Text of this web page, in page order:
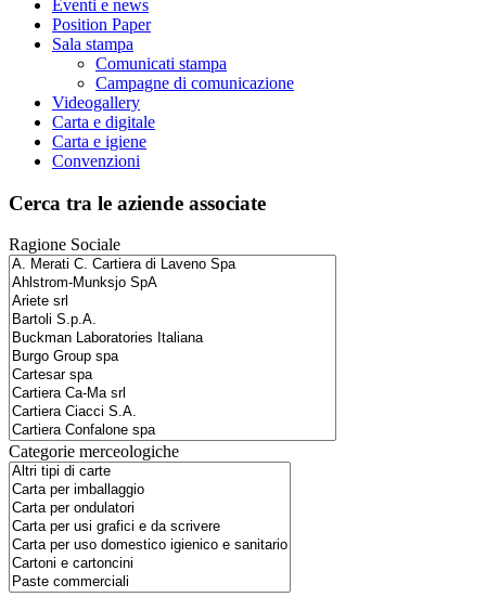
Eventi e news
Position Paper
Sala stampa
Comunicati stampa
Campagne di comunicazione
Videogallery
Carta e digitale
Carta e igiene
Convenzioni
Cerca tra le aziende associate
Ragione Sociale
Categorie merceologiche